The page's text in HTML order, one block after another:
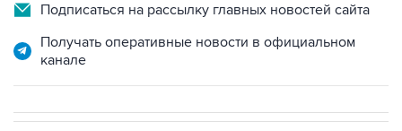
Подписаться на рассылку главных новостей сайта
Получать оперативные новости в официальном
канале